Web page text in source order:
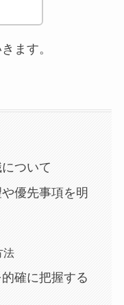
ます。
ついて
優先事項を明
法
確に把握する